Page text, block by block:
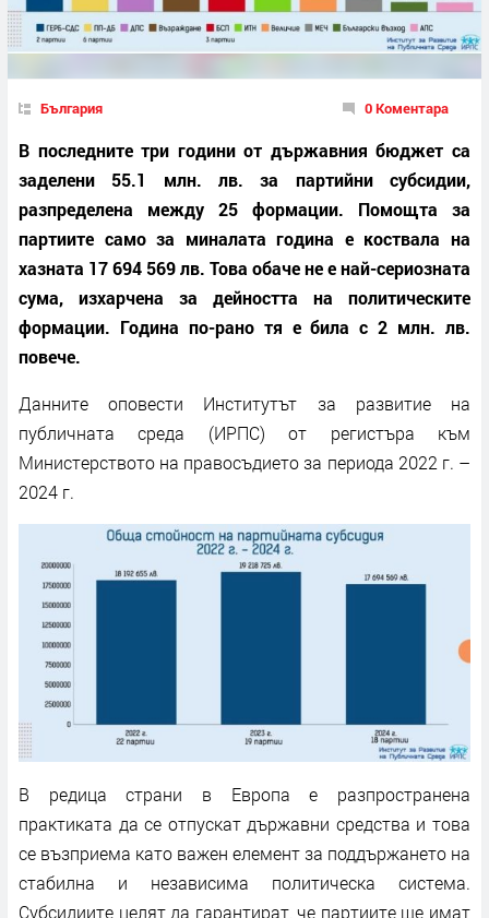
България 0 Коментара
В последните три години от държавния бюджет са
заделени 55.1 млн. лв. за партийни субсидии,
разпределена между 25 формации. Помощта за
партиите само за миналата година е коствала на
хазната 17 694 569 лв. Това обаче не е най-сериозната
сума, изхарчена за дейността на политическите
формации. Година по-рано тя е била с 2 млн. лв.
повече.
Данните оповести Институтът за развитие на
публичната среда (ИРПС) от регистъра към
Министерството на правосъдието за периода 2022 г. –
2024 г.
В редица страни в Европа е разпространена
практиката да се отпускат държавни средства и това
се възприема като важен елемент за поддържането на
стабилна и независима политическа система.
Субсидиите целят да гарантират, че партиите ще имат